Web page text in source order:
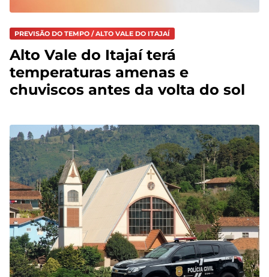
PREVISÃO DO TEMPO / ALTO VALE DO ITAJAÍ
Alto Vale do Itajaí terá
temperaturas amenas e
chuviscos antes da volta do sol